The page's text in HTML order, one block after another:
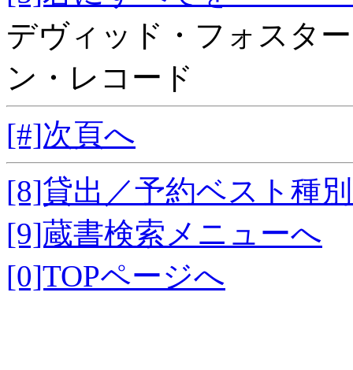
デヴィッド・フォス
ン・レコード
[#]次頁へ
[8]貸出／予約ベスト種
[9]蔵書検索メニューへ
[0]TOPページへ